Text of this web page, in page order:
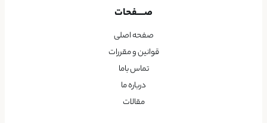
صــــفحات
صفحه اصلی
قوانین و مقررات
تماس باما
درباره ما
مقالات